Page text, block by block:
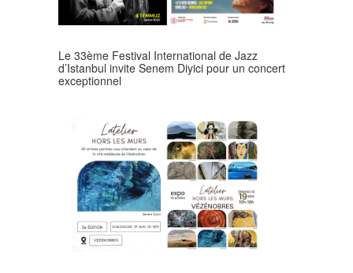
Le 33ème Festival International de Jazz
d’Istanbul invite Senem Diyici pour un concert
exceptionnel